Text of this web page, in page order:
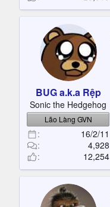
BUG a.k.a Rệp
Sonic the Hedgehog
Lão Làng GVN
16/2/11
4,928
12,254